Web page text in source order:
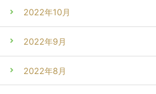
2022年10月
2022年9月
2022年8月